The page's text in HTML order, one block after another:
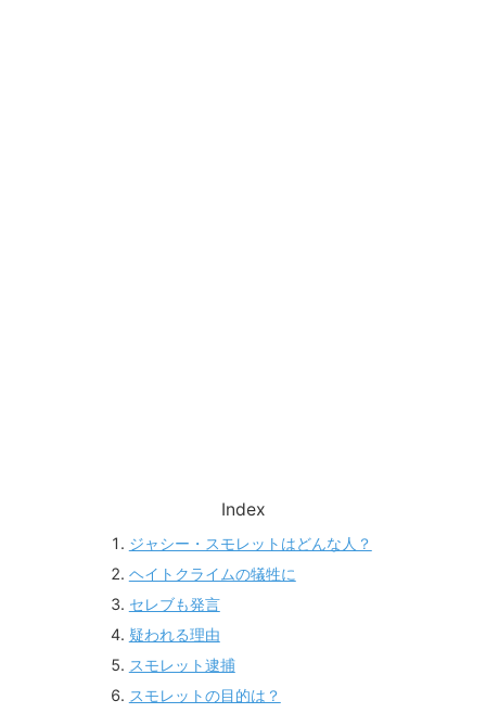
Index
ジャシー・スモレットはどんな人？
ヘイトクライムの犠牲に
セレブも発言
疑われる理由
スモレット逮捕
スモレットの目的は？